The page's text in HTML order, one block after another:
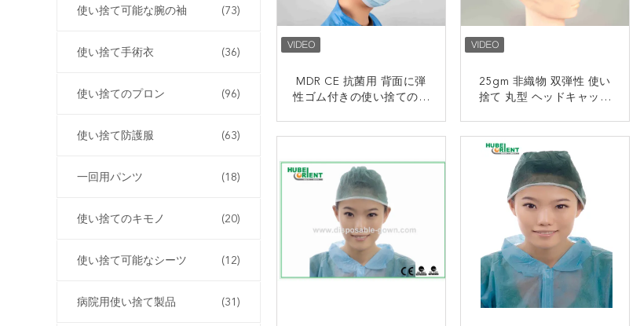
使い捨て可能な腕の袖 (73)
使い捨て手術衣 (36)
使い捨てのプロン (96)
使い捨て防護服 (63)
一回用パンツ (18)
使い捨てのキモノ (20)
使い捨て可能なシーツ (12)
病院用使い捨て製品 (31)
MDR CE 抗菌用 背面に弾
性ゴム付きの使い捨ての医
接触
25gm 非織物 双弾性 使い
捨て 丸型 ヘッドキャップ
接触